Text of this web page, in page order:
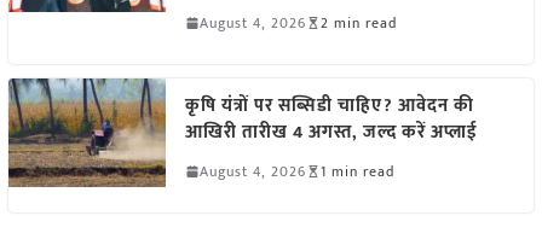
August 4, 2026 2 min read
कृषि यंत्रों पर सब्सिडी चाहिए? आवेदन की
आखिरी तारीख 4 अगस्त, जल्द करें अप्लाई
August 4, 2026 1 min read